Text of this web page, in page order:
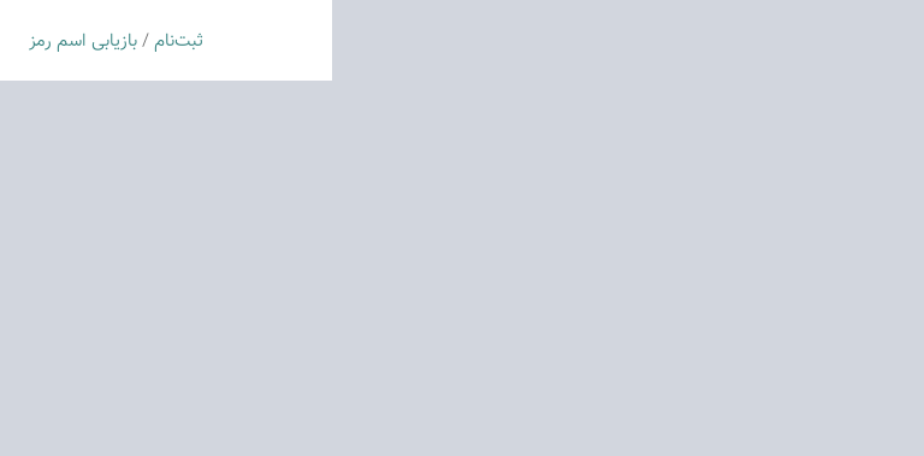
ثبت‌نام/بازیابی اسم رمز